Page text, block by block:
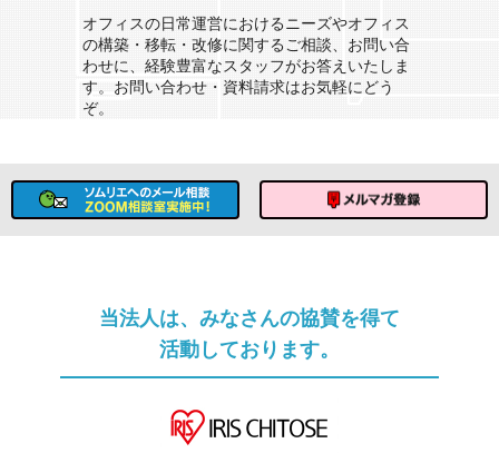
オフィスの日常運営におけるニーズやオフィス
の構築・移転・改修に関するご相談、お問い合
わせに、経験豊富なスタッフがお答えいたしま
す。お問い合わせ・資料請求はお気軽にどう
ぞ。
当法人は、みなさんの協賛を得て
活動しております。